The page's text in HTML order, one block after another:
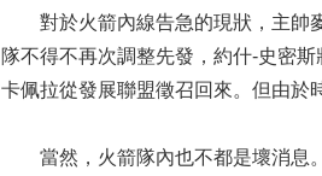
對於火箭內線告急的現狀，主帥
隊不得不再次調整先發，約什-史密
卡佩拉從發展聯盟徵召回來。但由於
當然，火箭隊內也不都是壞消息